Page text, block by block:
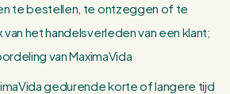
te bestellen, te ontzeggen of te
het handelsverleden van een klant;
van MaximaVida
gedurende korte of langere tijd